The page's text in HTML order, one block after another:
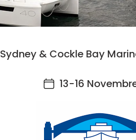
Sydney & Cockle Bay
13-16